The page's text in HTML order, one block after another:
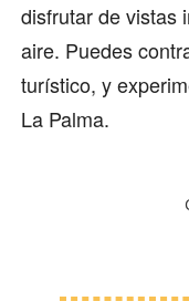
disfrutar de vistas
aire. Puedes
turístico, y
La Palma.